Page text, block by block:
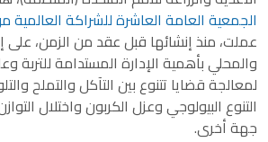
الجمعية العامة العاشرة للشراكة العالمية
عملت، منذ إنشائها قبل عقد من الزمن، على
والمحلي بأهمية الإدارة المستدامة للتربة
لمعالجة قضايا تتنوع بين التآكل والتملح
التنوع البيولوجي وعزل الكربون واختلال
جهة أخرى.